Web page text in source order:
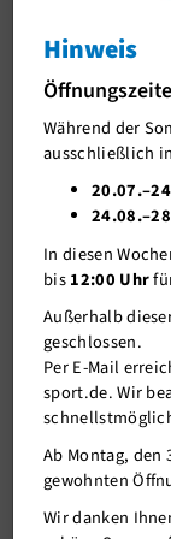
Klick auf ein
Klick auf ein
Unser Team
Kyu-
Alters- und
Eltern-Kind-
Downloads +
Bildergalerie
Hinweis
Während der
ausschließlich
In diesen
bis12:00 Uhr
Außerhalb
geschlossen.
Per E-Mail
sport.de. Wir
Ab Montag, den
gewohnten
Wir danken